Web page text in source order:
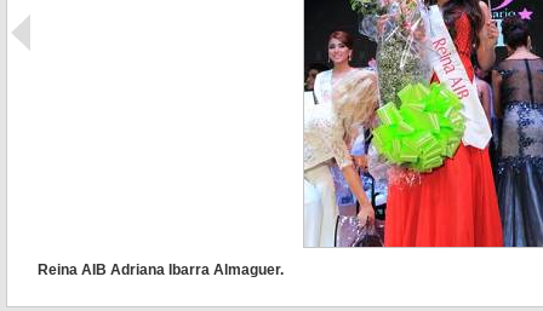
Reina AIB Adriana Ibarra Almaguer.